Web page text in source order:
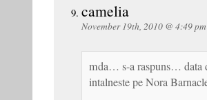
camelia
November 19th, 2010 @ 4:49 pm
mda… s-a raspuns… data
intalneste pe Nora